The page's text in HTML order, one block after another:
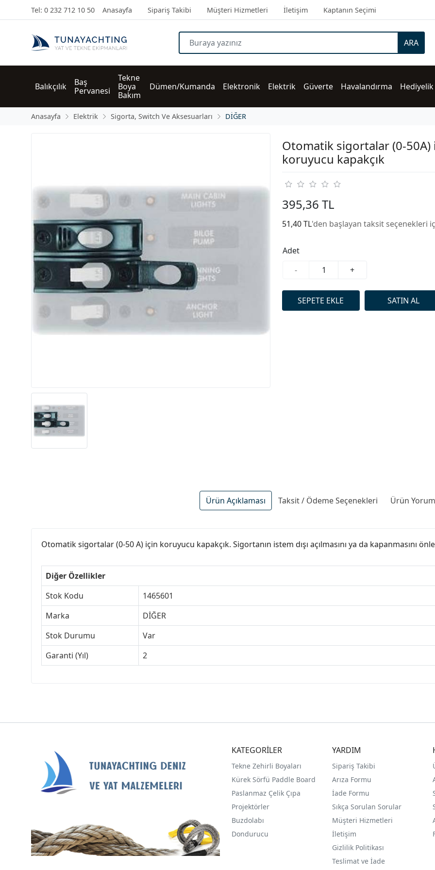
Tel: 0 232 712 10 50 Anasayfa Sipariş Takibi Müşteri Hizmetleri İletişim Kaptanın Seçimi
ARA
Balıkçılık
Baş
Pervanesi
Tekne
Boya
Bakım
Dümen/Kumanda Elektronik Elektrik Güverte Havalandırma Hediyelik
Anasayfa Elektrik Sigorta, Switch Ve Aksesuarları DİĞER
Otomatik sigortalar (0-50A)
koruyucu kapakçık
395,36 TL
51,40 TL'den başlayan taksit seçenekleri
Adet
-
+
Ürün Açıklaması Taksit / Ödeme Seçenekleri Ürün
Otomatik sigortalar (0-50 A) için koruyucu kapakçık. Sigortanın istem dışı açılmasını ya da kapanmasını
Diğer Özellikler
Stok Kodu
1465601
Marka
DİĞER
Stok Durumu
Var
Garanti (Yıl)
2
KATEGORİLER
Tekne Zehirli Boyaları
Kürek Sörfü Paddle Board
Paslanmaz Çelik Çıpa
Projektörler
Buzdolabı
Dondurucu
YARDIM
Sipariş Takibi
Arıza Formu
İade Formu
Sıkça Sorulan Sorular
Müşteri Hizmetleri
İletişim
Gizlilik Politikası
Teslimat ve İade